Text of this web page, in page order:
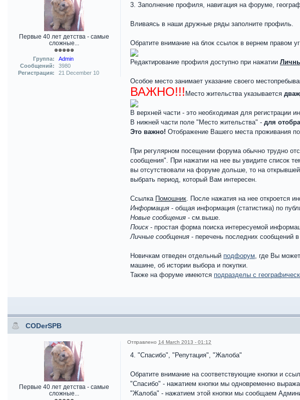
Первые 40 лет детства - самые
сложные...
Группа:
Admin
Сообщений:
3980
Регистрация:
21 December 10
3. Заполнение профиля, навигация на форуме,
Вливаясь в наши дружные ряды заполните профиль.
Обратите внимание на блок ссылок в вернем правом
Редактирование профиля доступно при нажатии
Особое место занимает указание своего
ВАЖНО!!! Место жительства указывается
В верхней части - это необходимая для регистрации
В нижней части поле "Место жительства" - для
Это важно! Отображение Вашего места проживания
При регулярном посещении форума обычно трудно
сообщения". При нажатии на нее вы увидите список
вы отсутствовали на форуме дольше, то на
выбрать период, который Вам интересен.
Ссылка Помошник . После нажатия на нее откроется
Информация - общая информация (статистика) по
Новые сообщения - см.выше.
Поиск- простая форма поиска интересуемой
Личные сообщения - перечень последних сообщений
Новичкам отведен отдельный подфорум , где Вы
машине, об истории выбора и покупки.
Также на форуме имеются подразделы с
CODerSPB
Первые 40 лет детства - самые
сложные...
Отправлено 14 March 2013 - 01:12
4. "Спасибо", "Репутация", "Жалоба"
Обратите внимание на соответствующие кнопки и
"Спасибо" - нажатием кнопки мы одновременно
"Жалоба" - нажатием этой кнопки мы сообщаем